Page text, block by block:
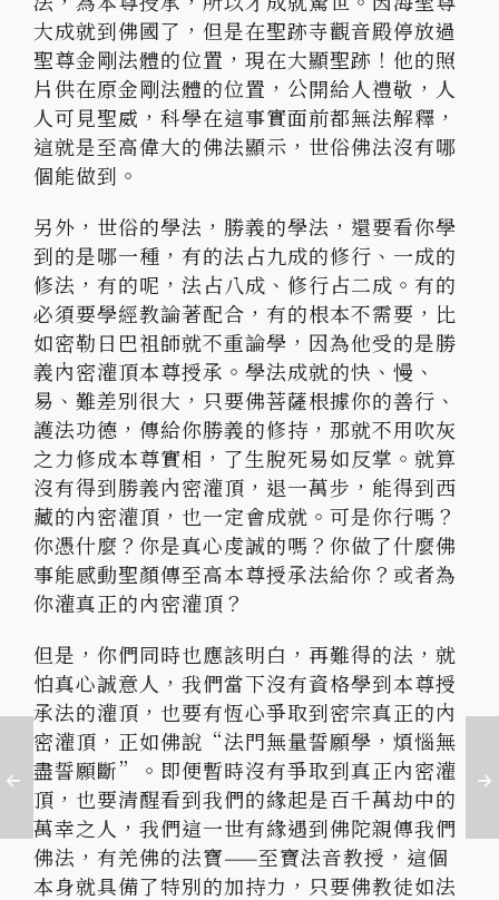
大成就到佛國了，但是在聖跡寺觀音殿停放過
聖尊金剛法體的位置，現在大顯聖跡！他的照
片供在原金剛法體的位置，公開給人禮敬，人
人可見聖威，科學在這事實面前都無法解釋，
這就是至高偉大的佛法顯示，世俗佛法沒有哪
個能做到。
另外，世俗的學法，勝義的學法，還要看你學
到的是哪一種，有的法占九成的修行、一成的
修法，有的呢，法占八成、修行占二成。有的
必須要學經教論著配合，有的根本不需要，比
如密勒日巴祖師就不重論學，因為他受的是勝
義內密灌頂本尊授承。學法成就的快、慢、
易、難差別很大，只要佛菩薩根據你的善行、
護法功德，傳給你勝義的修持，那就不用吹灰
之力修成本尊實相，了生脫死易如反掌。就算
沒有得到勝義內密灌頂，退一萬步，能得到西
藏的內密灌頂，也一定會成就。可是你行嗎？
你憑什麼？你是真心虔誠的嗎？你做了什麼佛
事能感動聖顏傳至高本尊授承法給你？或者為
你灌真正的內密灌頂？
但是，你們同時也應該明白，再難得的法，就
怕真心誠意人，我們當下沒有資格學到本尊授
承法的灌頂，也要有恆心爭取到密宗真正的內
密灌頂，正如佛說“法門無量誓願學，煩惱無
盡誓願斷”。即便暫時沒有爭取到真正內密灌
頂，也要清醒看到我們的緣起是百千萬劫中的
萬幸之人，我們這一世有緣遇到佛陀親傳我們
佛法，有羌佛的法寶——至寶法音教授，這個
本身就具備了特別的加持力，只要佛教徒如法